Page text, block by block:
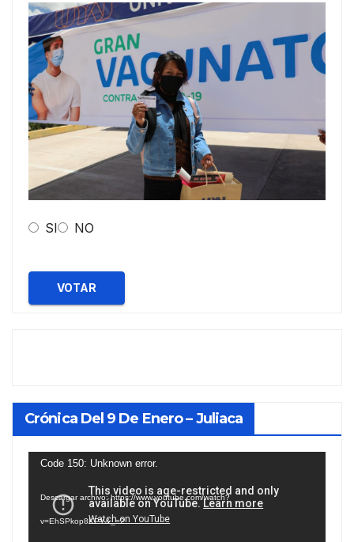
SI NO
VOTAR
Crónica Del 9 De Enero – Juliaca
Reproductor
vídeo
Code 150: Unknown error.
Descargar archivo: https://www.youtube.com/watch?
v=EhSPkop8KPY&_=2